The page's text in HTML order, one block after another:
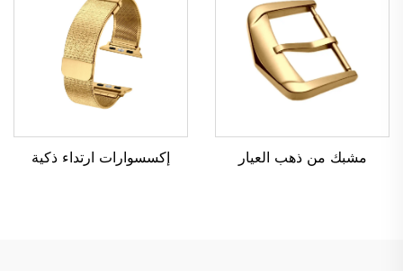
مشبك من ذهب العيار إكسسوارات ارتداء ذكية